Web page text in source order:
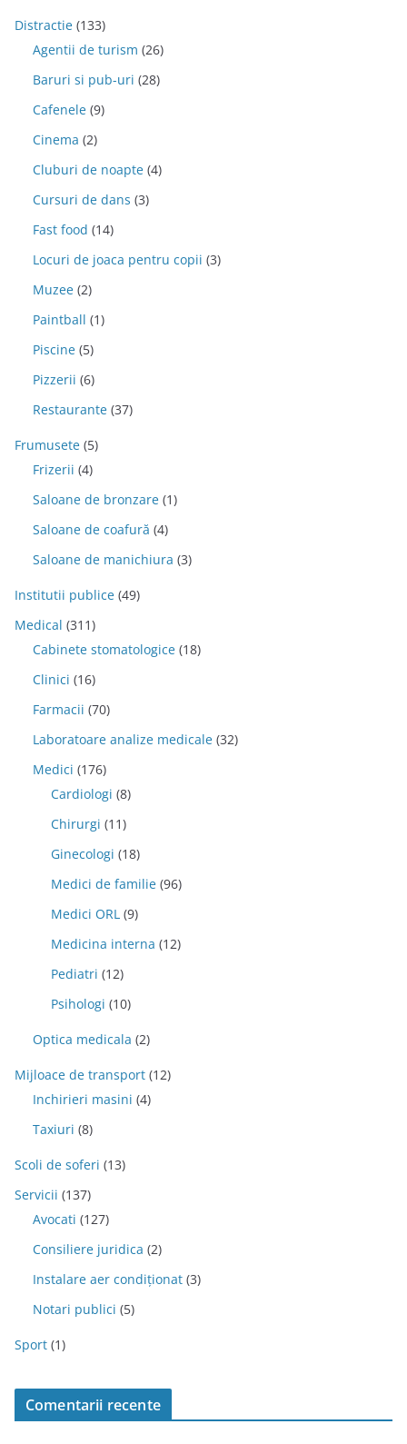
Distractie (133)
Agentii de turism (26)
Baruri si pub-uri (28)
Cafenele (9)
Cinema (2)
Cluburi de noapte (4)
Cursuri de dans (3)
Fast food (14)
Locuri de joaca pentru copii (3)
Muzee (2)
Paintball (1)
Piscine (5)
Pizzerii (6)
Restaurante (37)
Frumusete (5)
Frizerii (4)
Saloane de bronzare (1)
Saloane de coafură (4)
Saloane de manichiura (3)
Institutii publice (49)
Medical (311)
Cabinete stomatologice (18)
Clinici (16)
Farmacii (70)
Laboratoare analize medicale (32)
Medici (176)
Cardiologi (8)
Chirurgi (11)
Ginecologi (18)
Medici de familie (96)
Medici ORL (9)
Medicina interna (12)
Pediatri (12)
Psihologi (10)
Optica medicala (2)
Mijloace de transport (12)
Inchirieri masini (4)
Taxiuri (8)
Scoli de soferi (13)
Servicii (137)
Avocati (127)
Consiliere juridica (2)
Instalare aer condiționat (3)
Notari publici (5)
Sport (1)
Comentarii recente